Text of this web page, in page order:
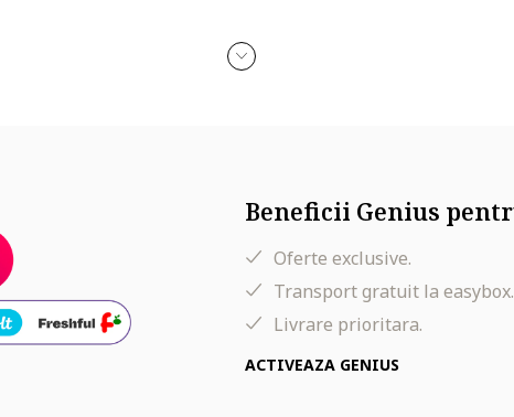
Beneficii Genius
Oferte exclusive.
Transport gratuit la easybox.
Livrare prioritara.
ACTIVEAZA GENIUS